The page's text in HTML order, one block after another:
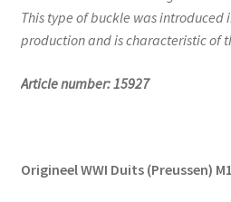
This type of buckle was introduced
production and is characteristic of
Article number: 15927
Origineel WWI Duits (Preussen)